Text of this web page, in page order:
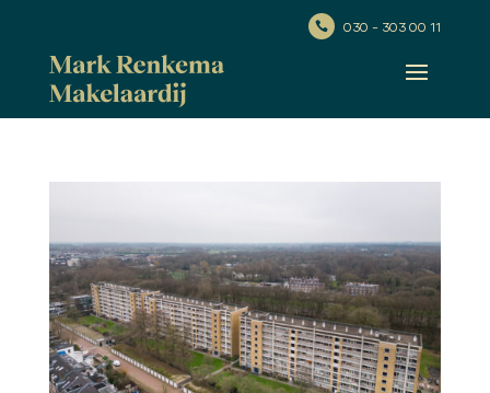
 030 - 303 00 11